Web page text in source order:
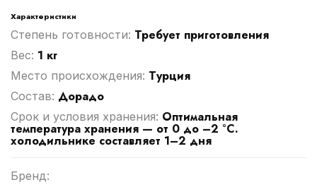
Характеристики
Степень готовности: Требует приготовления
Вес: 1 кг
Место происхождения: Турция
Cостав: Дорадо
Срок и условия хранения: Оптимальная
температура хранения — от 0 до –2 °C.
холодильнике составляет 1–2 дня
Бренд: